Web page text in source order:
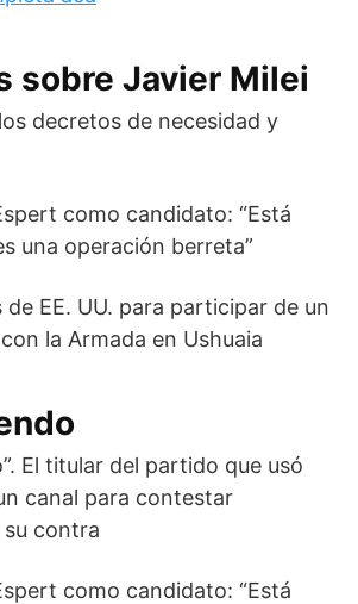
sobre Javier Milei
decretos de necesidad y
como candidato: “Está
una operación berreta”
EE. UU. para participar de un
la Armada en Ushuaia
El titular del partido que usó
canal para contestar
su contra
como candidato: “Está